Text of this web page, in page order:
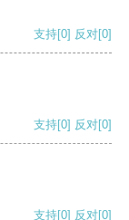
支持[0] 反对[0]
支持[0] 反对[0]
支持[0] 反对[0]